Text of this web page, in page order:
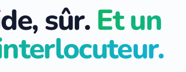
web sûr.Et un